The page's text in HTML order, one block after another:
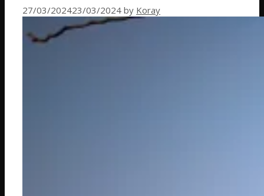
27/03/202423/03/2024 by Koray